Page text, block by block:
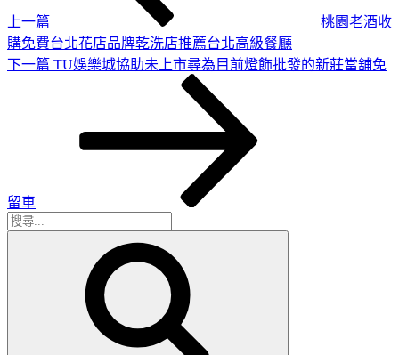
上一篇
桃園老酒收
購免費台北花店品牌乾洗店推薦台北高級餐廳
下
下一篇 TU娛樂城協助未上市尋為目前燈飾批發的新莊當舖免
留車
搜